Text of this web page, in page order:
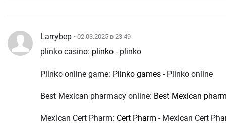
Larrybep • 02.03.2025 в 23:49
plinko casino: plinko - plinko
Plinko online game: Plinko games - Plinko online
Best Mexican pharmacy online: Best Mexican
Mexican Cert Pharm: Cert Pharm - Mexican Cert